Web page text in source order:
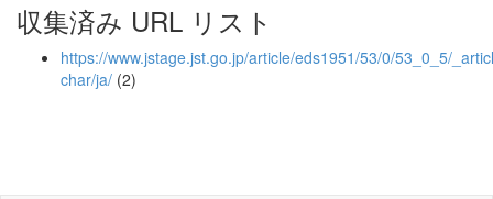
収集済み URL リスト
https://www.jstage.jst.go.jp/article/eds1951/53/0/53_0_5/
char/ja/ (2)